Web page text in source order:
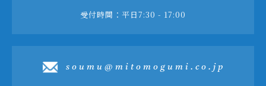
受付時間：平日7:30 - 17:00
soumu@mitomogumi.co.jp